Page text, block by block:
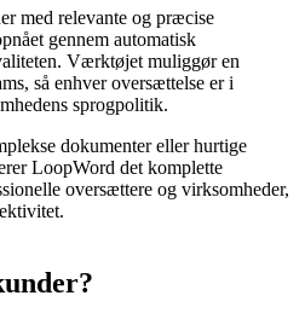
med relevante og præcise
gennem automatisk
Værktøjet muliggør en
så enhver oversættelse er i
sprogpolitik.
dokumenter eller hurtige
LoopWord det komplette
oversættere og virksomheder,